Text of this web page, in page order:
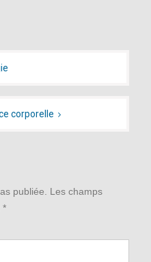
corporelle
publiée.
Les champs
*